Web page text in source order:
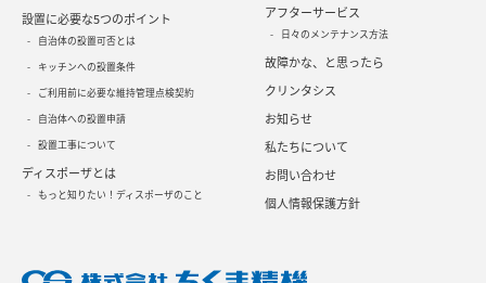
設置に必要な5つのポイント
自治体の設置可否とは
キッチンへの設置条件
ご利用前に必要な維持管理点検契約
自治体への設置申請
設置工事について
ディスポーザとは
もっと知りたい！ディスポーザのこと
アフターサービス
日々のメンテナンス方法
故障かな、と思ったら
クリンタシス
お知らせ
私たちについて
お問い合わせ
個人情報保護方針